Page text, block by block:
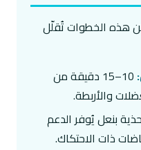
هذه الخطوات تُقلّل
10–15 دقيقة من
والأربطة.
بنعل يُوفر الدعم
ذات الاحتكاك.